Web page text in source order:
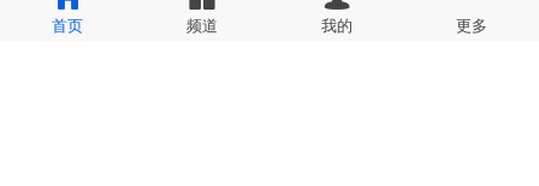
首页 频道 我的 更多